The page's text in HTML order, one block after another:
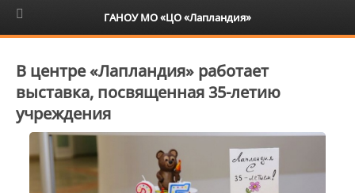
6+
В центре «Лапландия» работает
выставка, посвященная 35-летию
учреждения
ГАНОУ МО «ЦО «Лапландия»